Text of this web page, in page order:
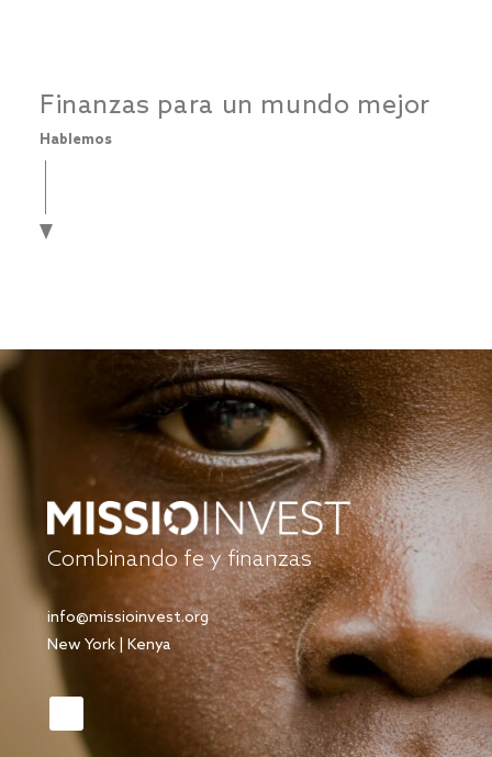
Finanzas para un mundo mejor
Hablemos
Combinando fe y finanzas
info@missioinvest.org
New York | Kenya